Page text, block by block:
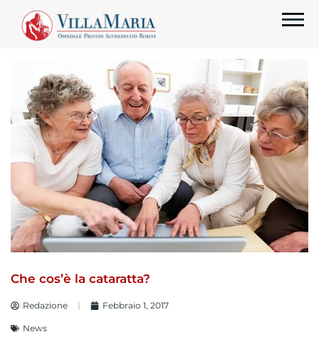
Che cos’è la cataratta?
Redazione Febbraio 1, 2017
News